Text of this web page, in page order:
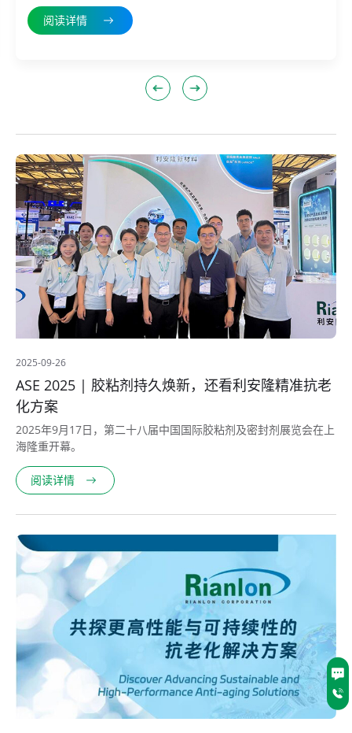
阅读详情
ASE 2025 | 胶粘剂持久焕新，还看利安隆精准抗老
化方案
2025-09-26
2025年9月17日，第二十八届中国国际胶粘剂及密封剂展览会在上
海隆重开幕。
阅读详情